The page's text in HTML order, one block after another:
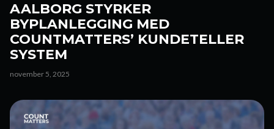
AALBORG STYRKER
BYPLANLEGGING MED
COUNTMATTERS’ KUNDETELLER
SYSTEM
november 5, 2025